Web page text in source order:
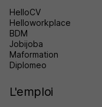
HelloCV
Helloworkplace
BDM
Jobijoba
Maformation
Diplomeo
L'emploi